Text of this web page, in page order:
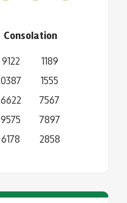
Consolation
9122
0387
6622
9575
6178
1189
1555
7567
7897
2858